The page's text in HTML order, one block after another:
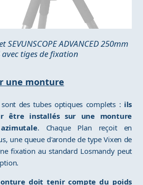
SEVUNSCOPE ADVANCED 250mm
tiges de fixation
une monture
sont des tubes optiques complets : ils
être installés sur une monture
. Chaque Plan reçoit en
une queue d'aronde de type Vixen de
fixation au standard Losmandy peut
doit tenir compte du poids